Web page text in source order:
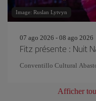
Image: Ruslan Lytvyn
07 ago 2026 - 08 ago 2026
Fitz présente : Nuit
Conventillo Cultural
Afficher